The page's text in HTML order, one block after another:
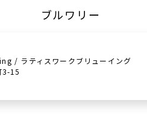
ブルワリー
/ ラティスワークブリューイング
3-15